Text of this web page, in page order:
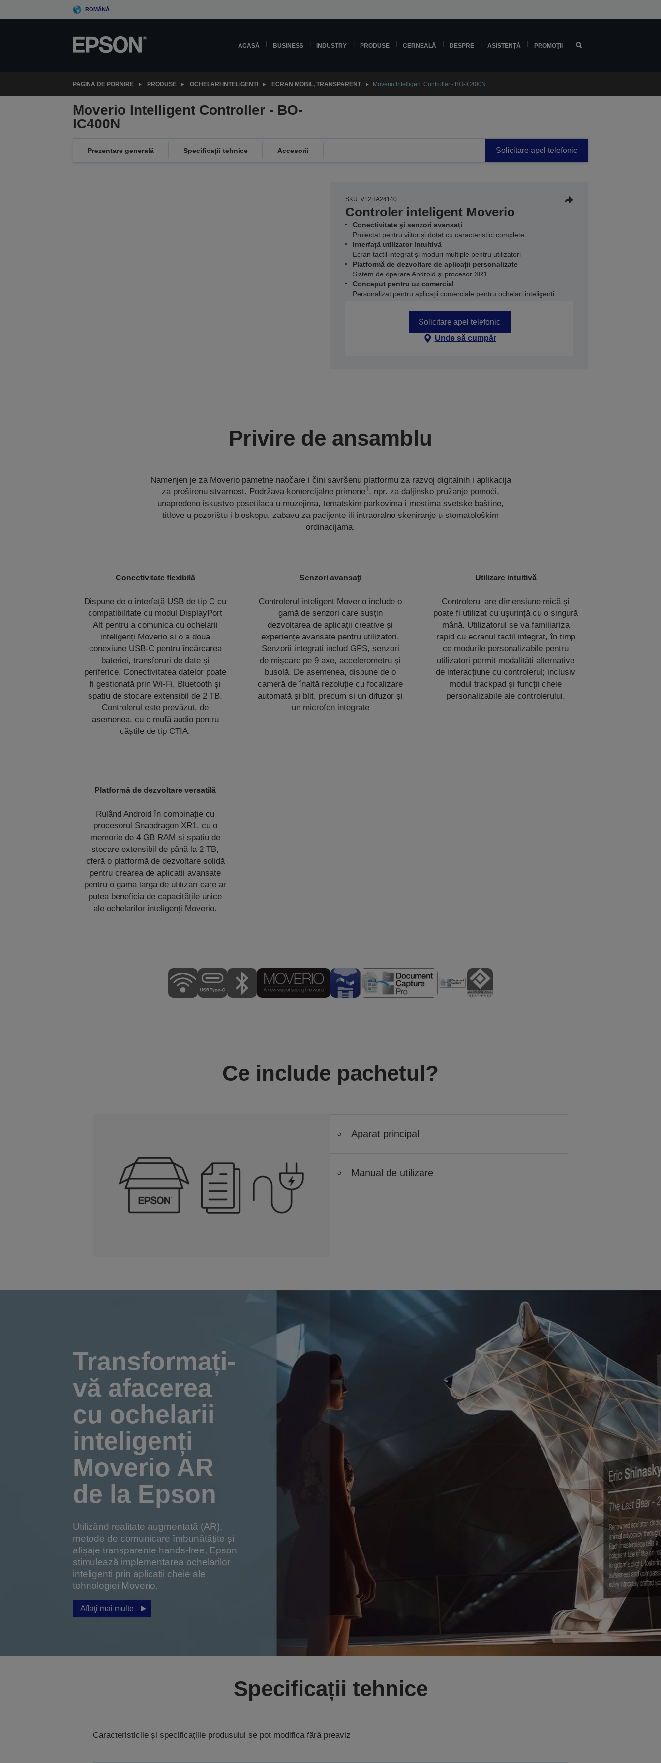
to
ROMÂNĂ
ACASĂ BUSINESS INDUSTRY PRODUSE CERNEALĂ DESPRE ASISTENŢĂ PROMOŢII
PAGINA DE PORNIRE PRODUSE OCHELARI INTELIGENȚI ECRAN MOBIL, TRANSPARENT Moverio Intelligent Controller - BO-IC400N
Moverio Intelligent Controller - BO-
IC400N
Prezentare generală Specificații tehnice Accesorii Solicitare apel telefonic
SKU: V12HA24140
Controler inteligent Moverio
Conectivitate şi senzori avansați
Proiectat pentru viitor și dotat cu caracteristici complete
Interfață utilizator intuitivă
Ecran tactil integrat și moduri multiple pentru utilizatori
Platformă de dezvoltare de aplicații personalizate
Sistem de operare Android şi procesor XR1
Conceput pentru uz comercial
Personalizat pentru aplicații comerciale pentru ochelari inteligenți
Solicitare apel telefonic
Unde să cumpăr
Privire de ansamblu
Namenjen je za Moverio pametne naočare i čini savršenu platformu za razvoj digitalnih i aplikacija
za proširenu stvarnost. Podržava komercijalne primene1 , npr. za daljinsko pružanje pomoći,
unapređeno iskustvo posetilaca u muzejima, tematskim parkovima i mestima svetske baštine,
titlove u pozorištu i bioskopu, zabavu za pacijente ili intraoralno skeniranje u stomatološkim
ordinacijama.
Conectivitate flexibilă
Dispune de o interfață USB de tip C cu
compatibilitate cu modul DisplayPort
Alt pentru a comunica cu ochelarii
inteligenți Moverio și o a doua
conexiune USB-C pentru încărcarea
bateriei, transferuri de date și
periferice. Conectivitatea datelor poate
fi gestionată prin Wi-Fi, Bluetooth și
spațiu de stocare extensibil de 2 TB.
Controlerul este prevăzut, de
asemenea, cu o mufă audio pentru
căștile de tip CTIA.
Senzori avansaţi
Controlerul inteligent Moverio include o
gamă de senzori care susțin
dezvoltarea de aplicații creative și
experiențe avansate pentru utilizatori.
Senzorii integrați includ GPS, senzori
de mişcare pe 9 axe, accelerometru şi
busolă. De asemenea, dispune de o
cameră de înaltă rezoluție cu focalizare
automată și bliț, precum și un difuzor și
un microfon integrate
Utilizare intuitivă
Controlerul are dimensiune mică și
poate fi utilizat cu ușurință cu o singură
mână. Utilizatorul se va familiariza
rapid cu ecranul tactil integrat, în timp
ce modurile personalizabile pentru
utilizatori permit modalități alternative
de interacțiune cu controlerul; inclusiv
modul trackpad și funcții cheie
personalizabile ale controlerului.
Platformă de dezvoltare versatilă
Rulând Android în combinație cu
procesorul Snapdragon XR1, cu o
memorie de 4 GB RAM și spațiu de
stocare extensibil de până la 2 TB,
oferă o platformă de dezvoltare solidă
pentru crearea de aplicații avansate
pentru o gamă largă de utilizări care ar
putea beneficia de capacitățile unice
ale ochelarilor inteligenți Moverio.
Ce include pachetul?
Aparat principal
Manual de utilizare
Transformați-
vă afacerea
cu ochelarii
inteligenți
Moverio AR
de la Epson
Utilizând realitate augmentată (AR),
metode de comunicare îmbunătățite și
afișaje transparente hands-free, Epson
stimulează implementarea ochelarilor
inteligenți prin aplicații cheie ale
tehnologiei Moverio.
Aflaţi mai multe
Specificații tehnice
Caracteristicile și specificațiile produsului se pot modifica fără preaviz